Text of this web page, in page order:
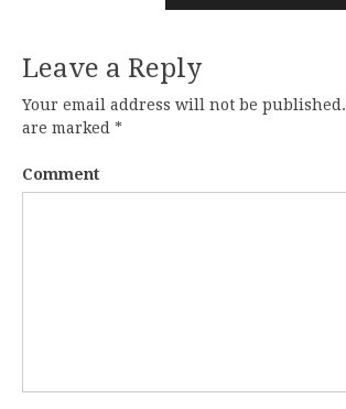
Leave a Reply
Your email address will not be published.
are marked *
Comment